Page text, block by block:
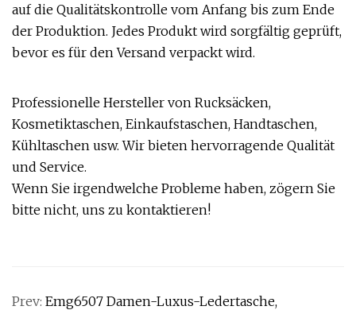
auf die Qualitätskontrolle vom Anfang bis zum Ende
der Produktion. Jedes Produkt wird sorgfältig geprüft,
bevor es für den Versand verpackt wird.
Professionelle Hersteller von Rucksäcken,
Kosmetiktaschen, Einkaufstaschen, Handtaschen,
Kühltaschen usw. Wir bieten hervorragende Qualität
und Service.
Wenn Sie irgendwelche Probleme haben, zögern Sie
bitte nicht, uns zu kontaktieren!
Prev: Emg6507 Damen-Luxus-Ledertasche,